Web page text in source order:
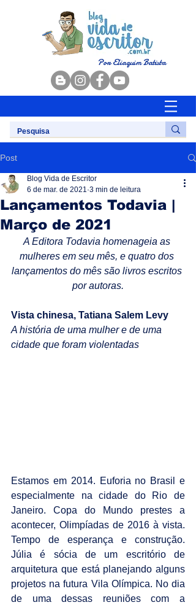
Por Eliaquim Batista
Post
Lançamentos Todavia |
Março de 2021
Blog Vida de Escritor
6 de mar. de 2021 3 min de leitura
A Editora Todavia homenageia as
mulheres em seu mês, e quatro dos
lançamentos do mês são livros escritos
por autoras.
Vista chinesa, Tatiana Salem Levy
A história de uma mulher e de uma
cidade que foram violentadas
Estamos em 2014. Euforia no Brasil e
especialmente na cidade do Rio de
Janeiro. Copa do Mundo prestes a
acontecer, Olimpíadas de 2016 à vista.
Tempo de esperança e construção.
Júlia é sócia de um escritório de
arquitetura que está planejando alguns
projetos na futura Vila Olímpica. No dia
de uma dessas reuniões com a